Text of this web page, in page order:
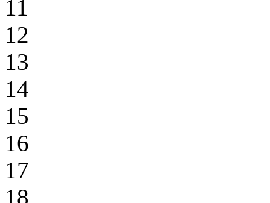
11
12
13
14
15
16
17
18